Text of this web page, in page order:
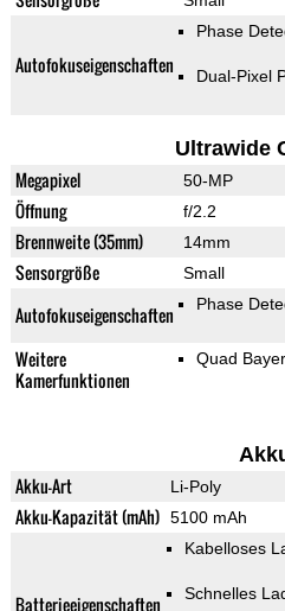
Autofokuseigenschaften
Phase
Dual-Pixel
Ultrawide
Megapixel 50-MP
Öffnung f/2.2
Brennweite (35mm) 14mm
Sensorgröße Small
Autofokuseigenschaften Phase
Weitere
Kamerfunktionen
Quad Bayer
Akku-Art Li-Poly
Akku-Kapazität (mAh) 5100 mAh
Batterieeigenschaften
Kabelloses
Schnelles